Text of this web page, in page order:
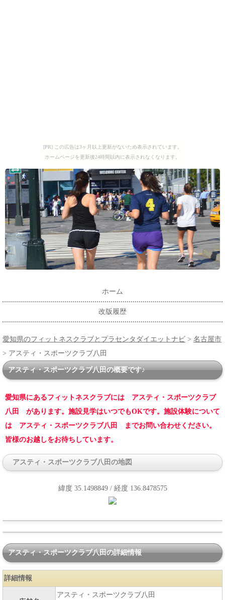
[PR] この広告は3ヶ月以上更新がないため表示されています。
ホームページを更新後24時間以内に表示されなくなります。
ホーム
改版履歴
愛知県のフィットネスクラブとプラセンタダイエットナビ > 名古屋市
> アスティ・スポーツクラブ八田
アスティ・スポーツクラブ八田の概要です♪
愛知県にあるフィットネスクラブには アスティ・スポーツクラブ
八田 があります。施設見学はいつでもOKです。施設体験について
は アスティ・スポーツクラブ八田 までお問い合わせください。
皆様のお越しをお待ちしています。
アスティ・スポーツクラブ八田の地図
緯度 35.1498849 / 経度 136.8478575
アスティ・スポーツクラブ八田の詳細情報
詳細情報
アスティ・スポーツクラブ八田